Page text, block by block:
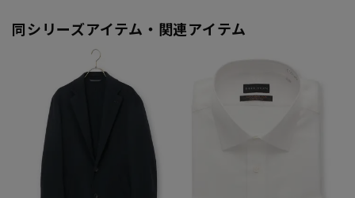
同シリーズアイテム・関連アイテム